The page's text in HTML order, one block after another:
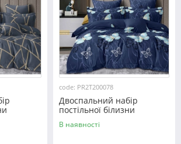
code: PR2T200078
Двоспальний набір
постільної білизни
180*220 із полікотону
№200078 Черешенька™
В наявності